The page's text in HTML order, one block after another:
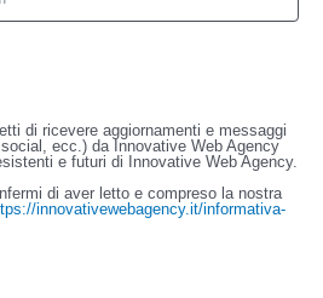
di ricevere aggiornamenti e messaggi
ecc.) da Innovative Web Agency
e futuri di Innovative Web Agency.
di aver letto e compreso la nostra
innovativewebagency.it/informativa-